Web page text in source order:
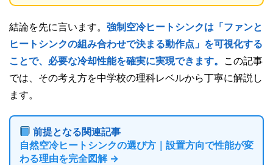
結論を先に言います。 強制空冷ヒートシンクは「ファンと
ヒートシンクの組み合わせで決まる動作点」を可視化する
ことで、必要な冷却性能を確実に実現できます。 この記事
では、その考え方を中学校の理科レベルから丁寧に解説し
ます。
前提となる関連記事
自然空冷ヒートシンクの選び方｜設置方向で性能が変
わる理由を完全図解 →